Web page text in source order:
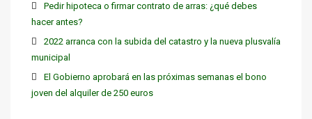
Pedir hipoteca o firmar contrato de arras: ¿qué debes
hacer antes?
2022 arranca con la subida del catastro y la nueva plusvalía
municipal
El Gobierno aprobará en las próximas semanas el bono
joven del alquiler de 250 euros